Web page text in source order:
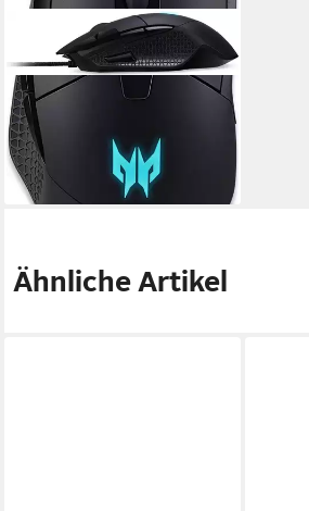
Predator Cestus 315 Gaming
Maus 6500 DPI RGB 6 Tasten
USB Gaming-Maus
(kabelgebunden, 1000 dpi)
89,00 €
lieferbar - in 6-7 Werktagen bei dir
Ähnliche Artikel